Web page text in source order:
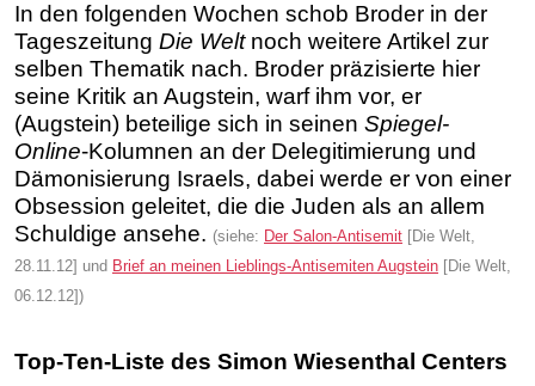
In den folgenden Wochen schob Broder in der
Tageszeitung Die Weltnoch weitere Artikel zur
selben Thematik nach. Broder präzisierte hier
seine Kritik an Augstein, warf ihm vor, er
(Augstein) beteilige sich in seinen Spiegel-
Online-Kolumnen an der Delegitimierung und
Dämonisierung Israels, dabei werde er von einer
Obsession geleitet, die die Juden als an allem
Schuldige ansehe. (siehe: Der Salon-Antisemit [Die Welt,
28.11.12] und Brief an meinen Lieblings-Antisemiten Augstein [Die Welt,
06.12.12])
Top-Ten-Liste des Simon Wiesenthal Centers